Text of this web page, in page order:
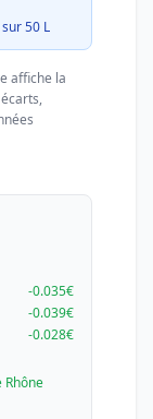
50 L
affiche la
-0.035€
-0.039€
-0.028€
Rhône